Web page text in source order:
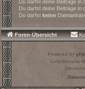
Du darfst deine Beiträge in
Du darfst deine Beiträge in
Du darfst keine
Foren-Übersicht
Powered by
CelticDreams